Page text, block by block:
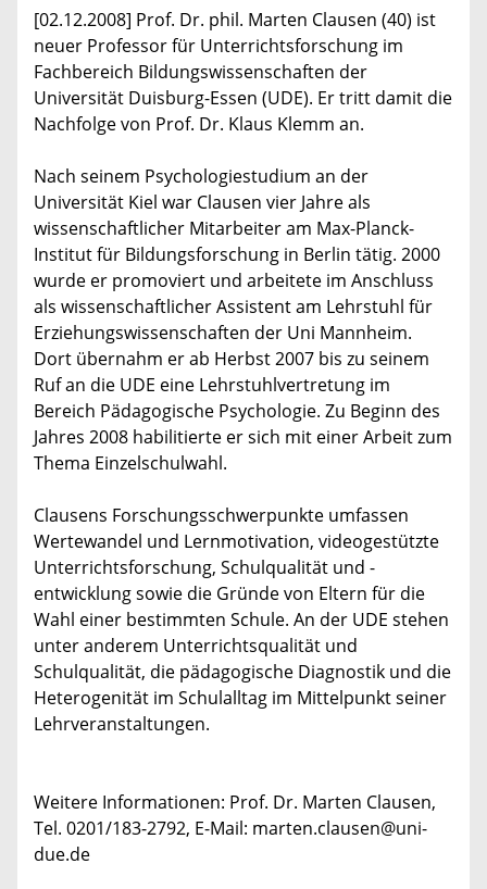
[02.12.2008] Prof. Dr. phil. Marten Clausen (40) ist
neuer Professor für Unterrichtsforschung im
Fachbereich Bildungswissenschaften der
Universität Duisburg-Essen (UDE). Er tritt damit die
Nachfolge von Prof. Dr. Klaus Klemm an.
Nach seinem Psychologiestudium an der
Universität Kiel war Clausen vier Jahre als
wissenschaftlicher Mitarbeiter am Max-Planck-
Institut für Bildungsforschung in Berlin tätig. 2000
wurde er promoviert und arbeitete im Anschluss
als wissenschaftlicher Assistent am Lehrstuhl für
Erziehungswissenschaften der Uni Mannheim.
Dort übernahm er ab Herbst 2007 bis zu seinem
Ruf an die UDE eine Lehrstuhlvertretung im
Bereich Pädagogische Psychologie. Zu Beginn des
Jahres 2008 habilitierte er sich mit einer Arbeit zum
Thema Einzelschulwahl.
Clausens Forschungsschwerpunkte umfassen
Wertewandel und Lernmotivation, videogestützte
Unterrichtsforschung, Schulqualität und -
entwicklung sowie die Gründe von Eltern für die
Wahl einer bestimmten Schule. An der UDE stehen
unter anderem Unterrichtsqualität und
Schulqualität, die pädagogische Diagnostik und die
Heterogenität im Schulalltag im Mittelpunkt seiner
Lehrveranstaltungen.
Weitere Informationen: Prof. Dr. Marten Clausen,
Tel. 0201/183-2792, E-Mail: marten.clausen@uni-
due.de